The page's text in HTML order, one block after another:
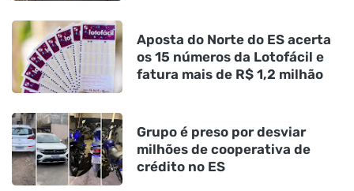
Aposta do Norte do ES acerta
os 15 números da Lotofácil e
fatura mais de R$ 1,2 milhão
Grupo é preso por desviar
milhões de cooperativa de
crédito no ES